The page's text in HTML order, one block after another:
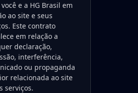
e a HG Brasil em
ao site e seus
Este contrato
em relação a
declaração,
interferência,
ou propaganda
relacionada ao site
serviços.